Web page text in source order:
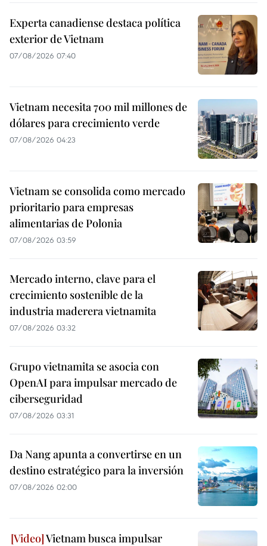
Experta canadiense destaca política
exterior de Vietnam
07/08/2026 07:40
Vietnam necesita 700 mil millones de
dólares para crecimiento verde
07/08/2026 04:23
Vietnam se consolida como mercado
prioritario para empresas
alimentarias de Polonia
07/08/2026 03:59
Mercado interno, clave para el
crecimiento sostenible de la
industria maderera vietnamita
07/08/2026 03:32
Grupo vietnamita se asocia con
OpenAI para impulsar mercado de
ciberseguridad
07/08/2026 03:31
Da Nang apunta a convertirse en un
destino estratégico para la inversión
07/08/2026 02:00
Vietnam busca impulsar